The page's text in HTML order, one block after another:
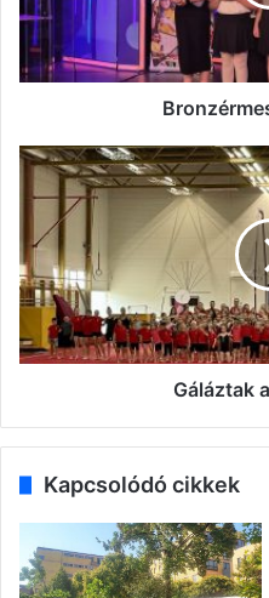
Gáláztak
tornászok
Gáláztak
Kapcsolódó cikkek